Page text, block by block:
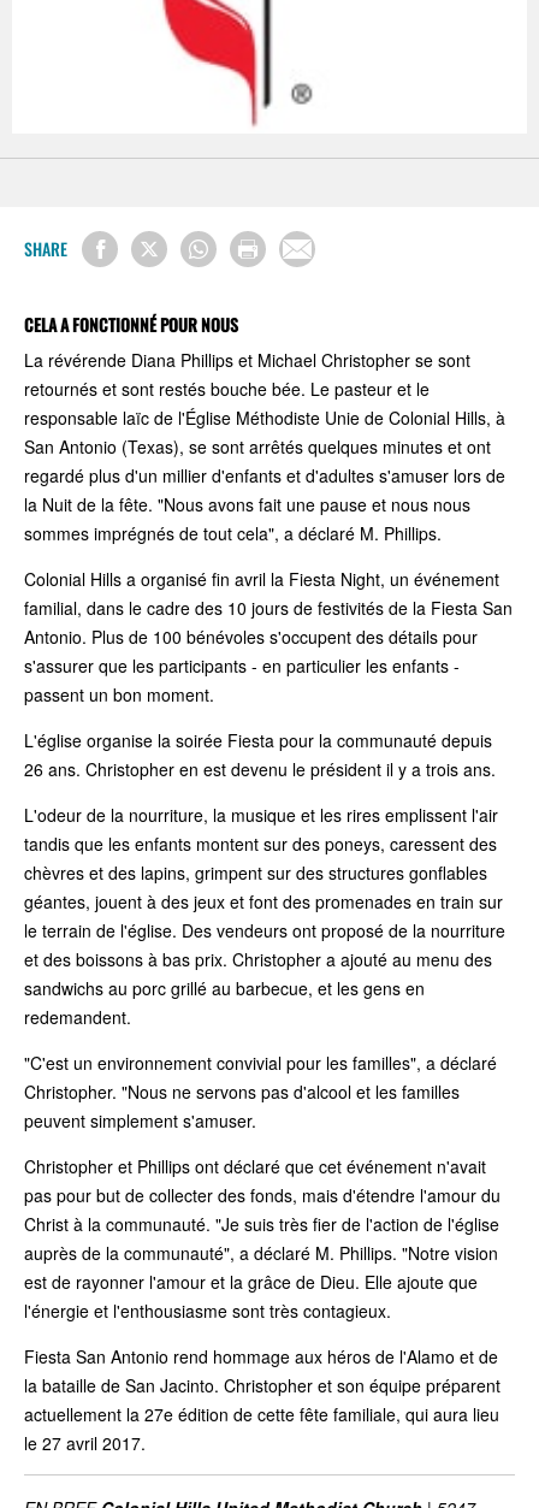
SHARE
CELA A FONCTIONNÉ POUR NOUS
La révérende Diana Phillips et Michael Christopher se sont
retournés et sont restés bouche bée. Le pasteur et le
responsable laïc de l'Église Méthodiste Unie de Colonial Hills, à
San Antonio (Texas), se sont arrêtés quelques minutes et ont
regardé plus d'un millier d'enfants et d'adultes s'amuser lors de
la Nuit de la fête. "Nous avons fait une pause et nous nous
sommes imprégnés de tout cela", a déclaré M. Phillips.
Colonial Hills a organisé fin avril la Fiesta Night, un événement
familial, dans le cadre des 10 jours de festivités de la Fiesta San
Antonio. Plus de 100 bénévoles s'occupent des détails pour
s'assurer que les participants - en particulier les enfants -
passent un bon moment.
L'église organise la soirée Fiesta pour la communauté depuis
26 ans. Christopher en est devenu le président il y a trois ans.
L'odeur de la nourriture, la musique et les rires emplissent l'air
tandis que les enfants montent sur des poneys, caressent des
chèvres et des lapins, grimpent sur des structures gonflables
géantes, jouent à des jeux et font des promenades en train sur
le terrain de l'église. Des vendeurs ont proposé de la nourriture
et des boissons à bas prix. Christopher a ajouté au menu des
sandwichs au porc grillé au barbecue, et les gens en
redemandent.
"C'est un environnement convivial pour les familles", a déclaré
Christopher. "Nous ne servons pas d'alcool et les familles
peuvent simplement s'amuser.
Christopher et Phillips ont déclaré que cet événement n'avait
pas pour but de collecter des fonds, mais d'étendre l'amour du
Christ à la communauté. "Je suis très fier de l'action de l'église
auprès de la communauté", a déclaré M. Phillips. "Notre vision
est de rayonner l'amour et la grâce de Dieu. Elle ajoute que
l'énergie et l'enthousiasme sont très contagieux.
Fiesta San Antonio rend hommage aux héros de l'Alamo et de
la bataille de San Jacinto. Christopher et son équipe préparent
actuellement la 27e édition de cette fête familiale, qui aura lieu
le 27 avril 2017.